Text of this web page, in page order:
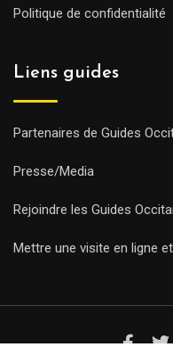
Politique de confidentialité
Liens guides
Partenaires de Guides
Presse/Media
Rejoindre les Guides
Mettre une visite en ligne